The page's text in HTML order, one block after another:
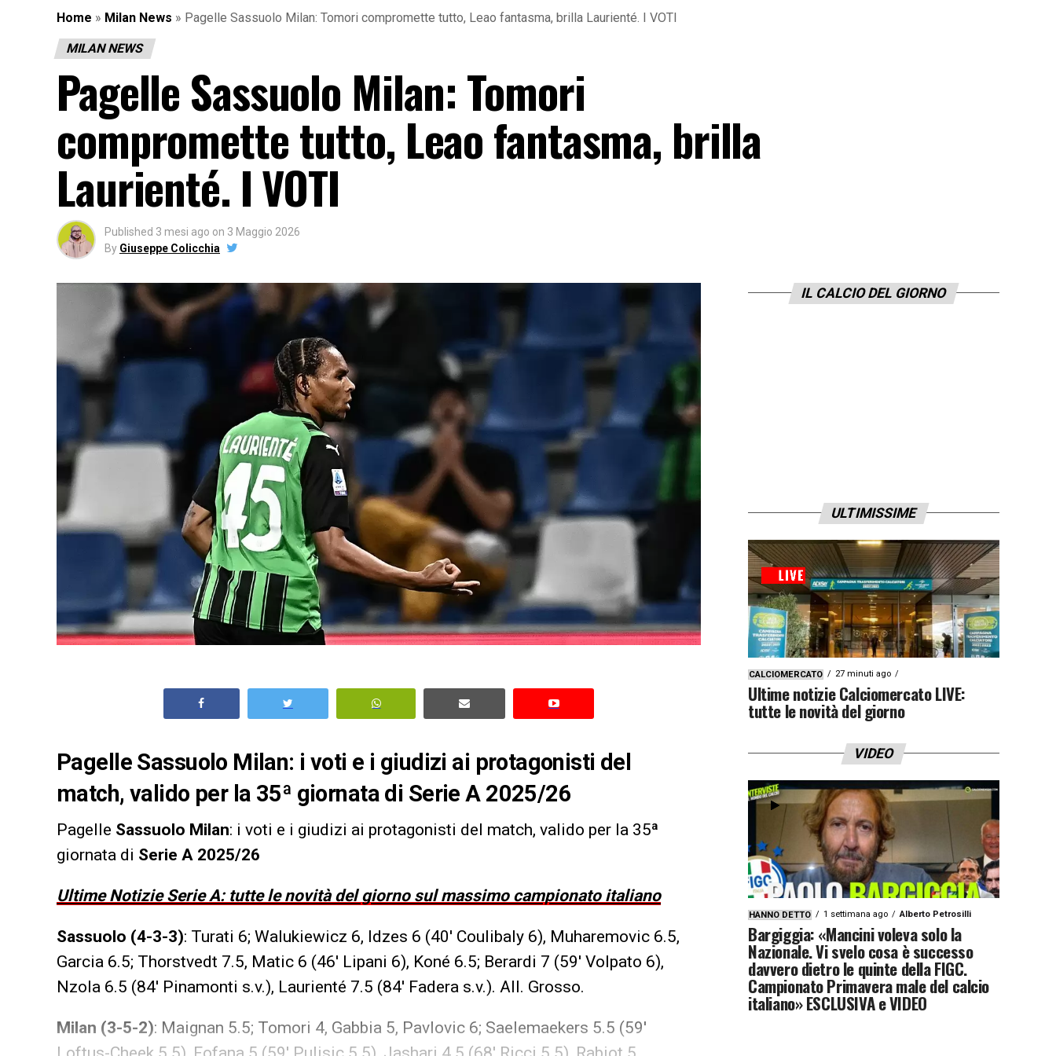
Home » Milan News » Pagelle Sassuolo Milan: Tomori compromette tutto, Leao fantasma, brilla Laurienté. I VOTI
MILAN NEWS
Pagelle Sassuolo Milan: Tomori
compromette tutto, Leao fantasma, brilla
Laurienté. I VOTI
Published 3 mesi ago on 3 Maggio 2026
By Giuseppe Colicchia
Pagelle Sassuolo Milan: i voti e i giudizi ai protagonisti del
match, valido per la 35ª giornata di Serie A 2025/26
Pagelle Sassuolo Milan: i voti e i giudizi ai protagonisti del match, valido per la 35ª
giornata di Serie A 2025/26
Ultime Notizie Serie A: tutte le novità del giorno sul massimo campionato italiano
Sassuolo (4-3-3): Turati 6; Walukiewicz 6, Idzes 6 (40′ Coulibaly 6), Muharemovic 6.5,
Garcia 6.5; Thorstvedt 7.5, Matic 6 (46′ Lipani 6), Koné 6.5; Berardi 7 (59′ Volpato 6),
Nzola 6.5 (84′ Pinamonti s.v.), Laurienté 7.5 (84′ Fadera s.v.). All. Grosso.
Milan (3-5-2): Maignan 5.5; Tomori 4, Gabbia 5, Pavlovic 6; Saelemaekers 5.5 (59′
IL CALCIO DEL GIORNO
ULTIMISSIME
CALCIOMERCATO 27 minuti ago
Ultime notizie Calciomercato LIVE:
tutte le novità del giorno
VIDEO
HANNO DETTO 1 settimana ago Alberto Petrosilli
Bargiggia: «Mancini voleva solo la
Nazionale. Vi svelo cosa è successo
davvero dietro le quinte della FIGC.
Campionato Primavera male del calcio
italiano» ESCLUSIVA e VIDEO